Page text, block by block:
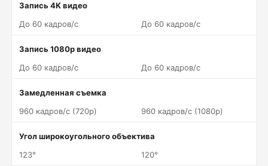
Запись 4K видео
До 60 кадров/c
До 60 кадров/c
Запись 1080p видео
До 60 кадров/c
До 60 кадров/c
Замедленная съемка
960 кадров/c (720p)
960 кадров/c (1080p)
Угол широкоугольного объектива
123°
120°